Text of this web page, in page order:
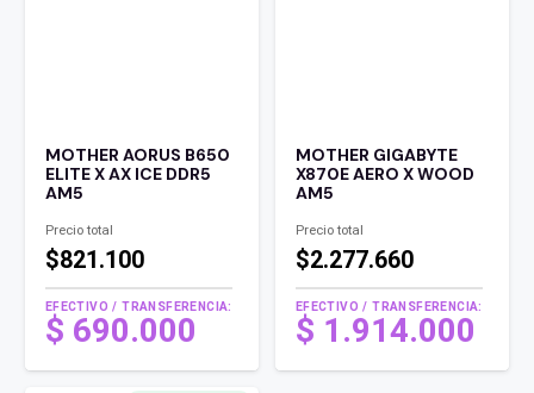
MOTHER AORUS B650
ELITE X AX ICE DDR5
AM5
Precio total
$821.100
EFECTIVO / TRANSFERENCIA:
$ 690.000
MOTHER GIGABYTE
X870E AERO X WOOD
AM5
Precio total
$2.277.660
EFECTIVO / TRANSFERENCIA:
$ 1.914.000